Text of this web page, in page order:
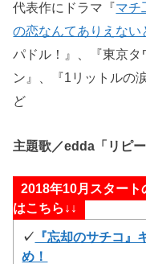
代表作にドラマ『マチ
の恋なんてありえない
パドル！』、『東京タ
ン』、『1リットルの
ど
主題歌／edda「リピー
2018年10月スタート
はこちら↓↓
✓ 『忘却のサチコ』
め！